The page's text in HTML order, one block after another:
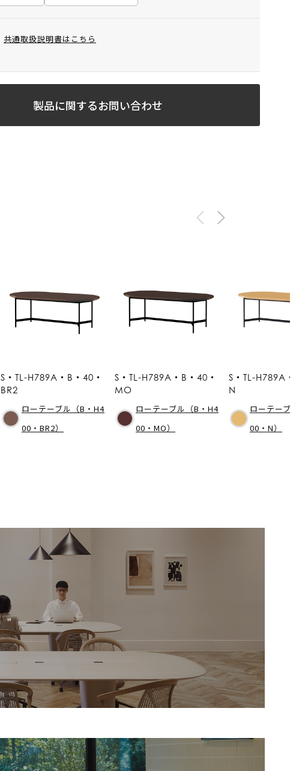
共通取扱説明書はこちら
製品に関するお問い合わせ
S・TL-H789A・B・40・
BR2
ローテーブル（B・H4
00・BR2）
S・TL-H789A・B・40・
MO
ローテーブル（B・H4
00・MO）
S・TL-H789A・B
N
ローテーブル
00・N）